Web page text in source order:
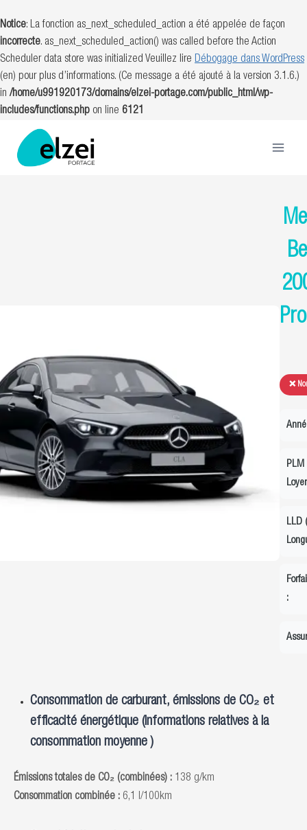
Notice: La fonction as_next_scheduled_action a été appelée de façon
incorrecte. as_next_scheduled_action() was called before the Action
Scheduler data store was initialized Veuillez lire Débogage dans WordPress
(en) pour plus d’informations. (Ce message a été ajouté à la version 3.1.6.)
in /home/u991920173/domains/elzei-portage.com/public_html/wp-
includes/functions.php on line 6121
contenu
❌
PLM
LLD
:
Consommation de carburant, émissions de CO₂ et
efficacité énergétique (Informations relatives à la
consommation moyenne )
Émissions totales de CO₂ (combinées) : 138 g/km
Consommation combinée : 6,1 l/100km